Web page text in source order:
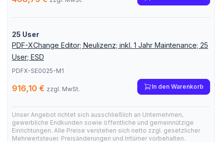
25 User
PDF-XChange Editor; Neulizenz; inkl. 1 Jahr Maintenance; 25
User; ESD
PDFX-SE0025-M1
916,10 € zzgl. MwSt. In den Warenkorb
Unser Angebot richtet sich ausschließlich an Unternehmen,
gewerbliche Endkunden sowie öffentliche und gemeinnützige
Einrichtungen. Alle Preise verstehen sich netto zzgl. gesetzlicher
Mehrwertsteuer. Preisänderungen und Irrtümer vorbehalten.